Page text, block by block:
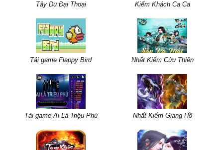
Tây Du Đại Thoại Kiếm Khách Ca Ca
Tải game Flappy Bird Nhất Kiếm Cửu Thiên
Tải game Ai Là Triệu Phú Nhất Kiếm Giang Hồ